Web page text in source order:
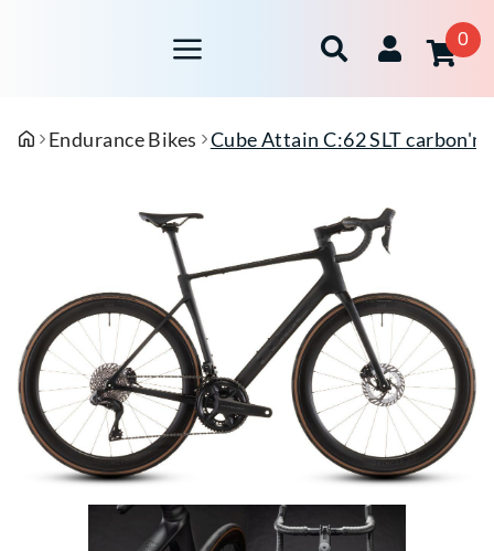
0
Endurance Bikes Cube Attain C:62 SLT